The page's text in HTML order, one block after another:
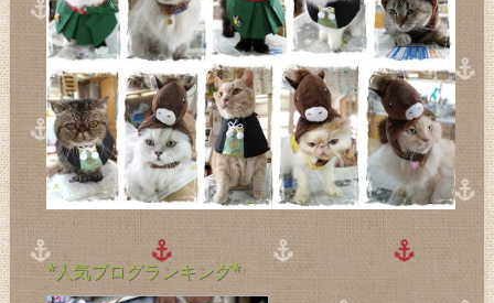
*人気ブログランキング*